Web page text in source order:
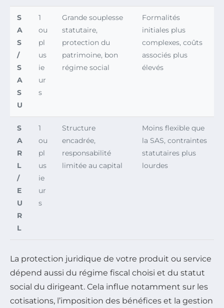
S
A
S
/
S
A
S
U
1
ou
pl
us
ie
ur
s
Grande souplesse
statutaire,
protection du
patrimoine, bon
régime social
Formalités
initiales plus
complexes, coûts
associés plus
élevés
S
A
R
L
/
E
U
R
L
1
ou
pl
us
ie
ur
s
Structure
encadrée,
responsabilité
limitée au capital
Moins flexible que
la SAS, contraintes
statutaires plus
lourdes
La protection juridique de votre produit ou service
dépend aussi du régime fiscal choisi et du statut
social du dirigeant. Cela influe notamment sur les
cotisations, l’imposition des bénéfices et la gestion